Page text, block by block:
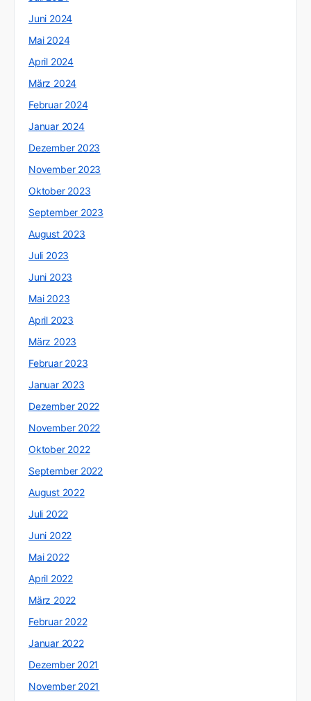
Juni 2024
Mai 2024
April 2024
März 2024
Februar 2024
Januar 2024
Dezember 2023
November 2023
Oktober 2023
September 2023
August 2023
Juli 2023
Juni 2023
Mai 2023
April 2023
März 2023
Februar 2023
Januar 2023
Dezember 2022
November 2022
Oktober 2022
September 2022
August 2022
Juli 2022
Juni 2022
Mai 2022
April 2022
März 2022
Februar 2022
Januar 2022
Dezember 2021
November 2021